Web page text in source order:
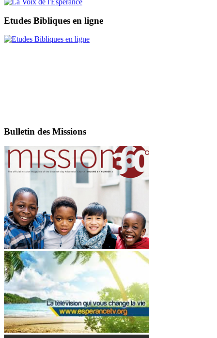
Etudes Bibliques en ligne
Bulletin des Missions